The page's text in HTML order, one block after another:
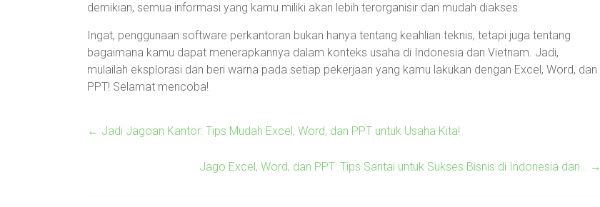
demikian, semua informasi yang kamu miliki akan lebih terorganisir dan mudah diakses.
Ingat, penggunaan software perkantoran bukan hanya tentang keahlian teknis, tetapi juga tentang
bagaimana kamu dapat menerapkannya dalam konteks usaha di Indonesia dan Vietnam. Jadi,
mulailah eksplorasi dan beri warna pada setiap pekerjaan yang kamu lakukan dengan Excel, Word, dan
PPT! Selamat mencoba!
← Jadi Jagoan Kantor: Tips Mudah Excel, Word, dan PPT untuk Usaha Kita!
Jago Excel, Word, dan PPT: Tips Santai untuk Sukses Bisnis di Indonesia dan… →